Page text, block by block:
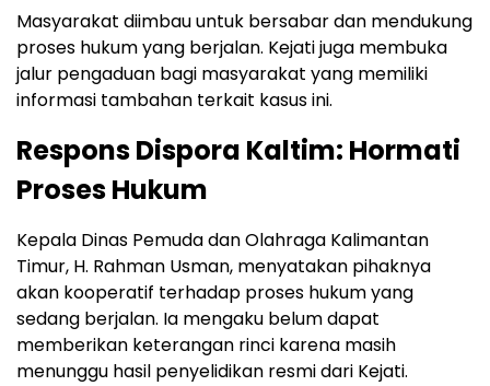
Masyarakat diimbau untuk bersabar dan mendukung
proses hukum yang berjalan. Kejati juga membuka
jalur pengaduan bagi masyarakat yang memiliki
informasi tambahan terkait kasus ini.
Respons Dispora Kaltim: Hormati
Proses Hukum
Kepala Dinas Pemuda dan Olahraga Kalimantan
Timur, H. Rahman Usman, menyatakan pihaknya
akan kooperatif terhadap proses hukum yang
sedang berjalan. Ia mengaku belum dapat
memberikan keterangan rinci karena masih
menunggu hasil penyelidikan resmi dari Kejati.